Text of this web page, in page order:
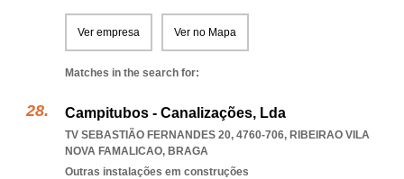
Ver empresa Ver no Mapa
Matches in the search for:
Campitubos - Canalizações, Lda
TV SEBASTIÃO FERNANDES 20, 4760-706, RIBEIRAO VILA
NOVA FAMALICAO, BRAGA
Outras instalações em construções